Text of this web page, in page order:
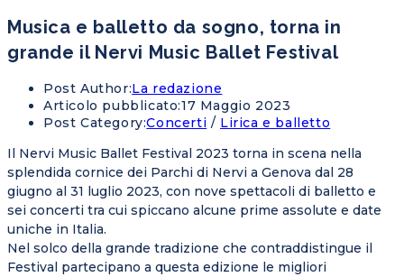
Musica e balletto da sogno, torna in
grande il Nervi Music Ballet Festival
Post Author:La redazione
Articolo pubblicato:17 Maggio 2023
Post Category:Concerti / Lirica e balletto
Il Nervi Music Ballet Festival 2023 torna in scena nella
splendida cornice dei Parchi di Nervi a Genova dal 28
giugno al 31 luglio 2023, con nove spettacoli di balletto e
sei concerti tra cui spiccano alcune prime assolute e date
uniche in Italia.
Nel solco della grande tradizione che contraddistingue il
Festival partecipano a questa edizione le migliori